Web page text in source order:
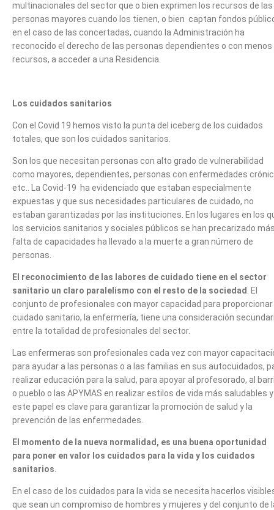
multinacionales del sector que o bien exprimen los recursos de las
personas mayores cuando los tienen, o bien captan fondos
en el caso de las concertadas, cuando la Administración ha
reconocido el derecho de las personas dependientes o con menos
recursos, a acceder a una Residencia.
Los cuidados sanitarios
Con el Covid 19 hemos visto la punta del iceberg de los cuidados
totales, que son los cuidados sanitarios.
Son los que necesitan personas con alto grado de vulnerabilidad
como mayores, dependientes, personas con enfermedades
etc.. La Covid-19 ha evidenciado que estaban especialmente
expuestas y que sus necesidades particulares de cuidado, no
estaban garantizadas por las instituciones. En los lugares en los
los servicios sanitarios y sociales públicos se han precarizado
falta de capacidades ha llevado a la muerte a gran número de
personas.
El reconocimiento de las labores de cuidado tiene en el sector
sanitario un claro paralelismo con el resto de la sociedad
. El
conjunto de profesionales con mayor capacidad para proporcionar
cuidado sanitario, la enfermería, tiene una consideración
entre la totalidad de profesionales del sector.
Las enfermeras son profesionales cada vez con mayor
para ayudar a las personas o a las familias en sus autocuidados,
realizar educación para la salud, para apoyar al profesorado, al
o pueblo o las APYMAS en realizar estilos de vida más saludables y
este papel es clave para garantizar la promoción de salud y la
prevención de las enfermedades.
El momento de la nueva normalidad, es una buena oportunidad
para poner en valor los cuidados para la vida y los cuidados
sanitarios
En el caso de los cuidados para la vida se necesita hacerlos
que sean un compromiso de hombres y mujeres y del conjunto de